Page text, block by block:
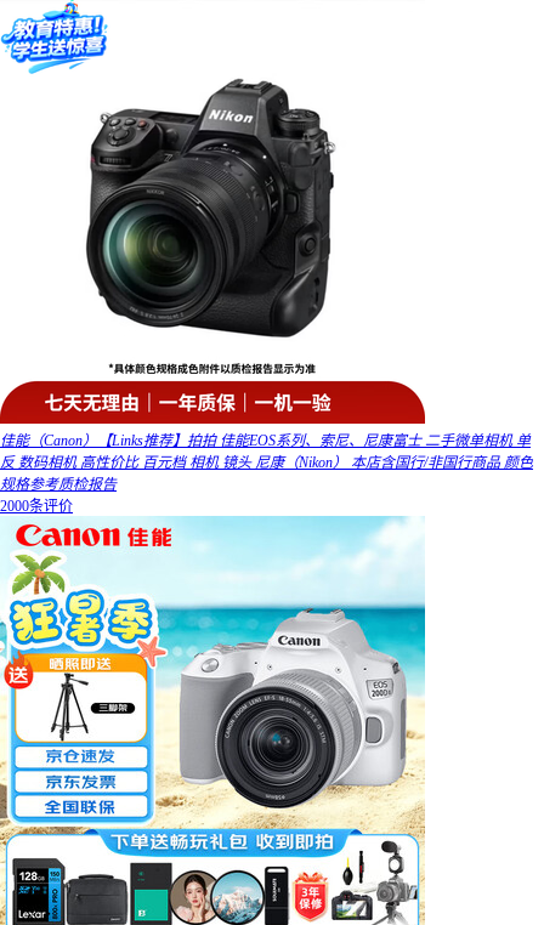
佳能（Canon）【Links推荐】拍拍 佳能EOS系列、索尼、尼康富士 二手微单相机 单
反 数码相机 高性价比 百元档 相机 镜头 尼康（Nikon） 本店含国行/非国行商品 颜色
规格参考质检报告
2000条评价